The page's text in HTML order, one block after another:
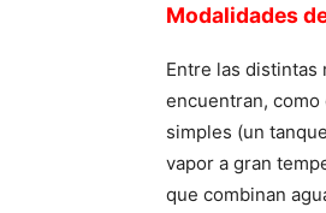
Modalidades
Entre las distintas
encuentran, como
simples (un
vapor a gran
que combinan